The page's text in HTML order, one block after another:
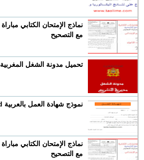
مع التصحيح
تحميل مدونة الشغل المغربية 2023 pdf
نموذج شهادة العمل بالعربية word
مع التصحيح